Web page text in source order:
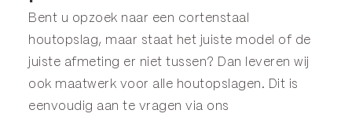
Bent u opzoek naar een cortenstaal
houtopslag, maar staat het juiste model of de
juiste afmeting er niet tussen? Dan leveren wij
ook maatwerk voor alle houtopslagen. Dit is
eenvoudig aan te vragen via ons